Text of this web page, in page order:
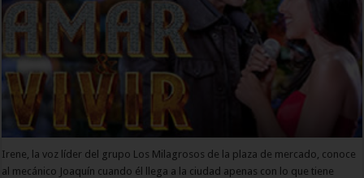
Irene, la voz líder del grupo Los Milagrosos de la plaza de mercado, conoce
al mecánico Joaquín cuando él llega a la ciudad apenas con lo que tiene